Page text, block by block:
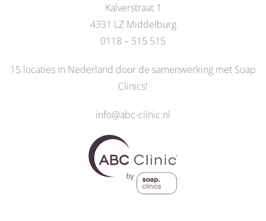
Kalverstraat 1
4331 LZ Middelburg
0118 – 515 515
15 locaties in Nederland door de samenwerking met Soap
Clinics!
info@abc-clinic.nl